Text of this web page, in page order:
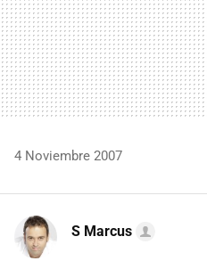
4 Noviembre 2007
S Marcus